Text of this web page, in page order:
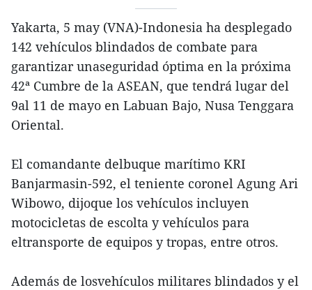
Yakarta, 5 may (VNA)-Indonesia ha desplegado
142 vehículos blindados de combate para
garantizar unaseguridad óptima en la próxima
42ª Cumbre de la ASEAN, que tendrá lugar del
9al 11 de mayo en Labuan Bajo, Nusa Tenggara
Oriental.
El comandante delbuque marítimo KRI
Banjarmasin-592, el teniente coronel Agung Ari
Wibowo, dijoque los vehículos incluyen
motocicletas de escolta y vehículos para
eltransporte de equipos y tropas, entre otros.
Además de losvehículos militares blindados y el